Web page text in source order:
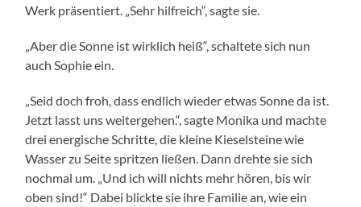
Werk präsentiert. „Sehr hilfreich“, sagte sie.
„Aber die Sonne ist wirklich heiß“, schaltete sich nun
auch Sophie ein.
„Seid doch froh, dass endlich wieder etwas Sonne da ist.
Jetzt lasst uns weitergehen.“, sagte Monika und machte
drei energische Schritte, die kleine Kieselsteine wie
Wasser zu Seite spritzen ließen. Dann drehte sie sich
nochmal um. „Und ich will nichts mehr hören, bis wir
oben sind!“ Dabei blickte sie ihre Familie an, wie ein